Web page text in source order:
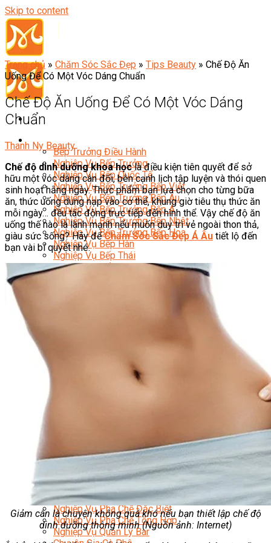
Skip to content
Đầu Bếp
Bếp Trưởng Điều Hành
Nghiệp Vụ Bếp Trưởng
Nghiệp Vụ Bếp Quốc Tế
Nghiệp Vụ Bếp Trưởng Bếp Việt
Nghiệp Vụ Bếp Trưởng Bếp Âu
Nghiệp Vụ Bếp Trưởng Bếp Á
Nghiệp Vụ Bếp Trưởng Bếp Nhật
Nghiệp Vụ Bếp Trưởng Bếp Hoa
Nghiệp Vụ Bếp Hàn
Nghiệp Vụ Bếp Thái
Nghiệp Vụ Bếp Chay
Học Nấu Ăn Mở Quán
Chuyên Đề Bếp Nóng
Pha Chế
Nghiệp Vụ Bar Trưởng
Nghiệp Vụ Bartender Chuyên Nghiệp
Nghiệp Vụ Barista Chuyên Nghiệp
Nghiệp Vụ Flair Bartending Chuyên Nghiệp
Nghiệp Vụ Pha Chế Đặc Biệt
Nghiệp Vụ Pha Chế Tổng Hợp
Nghiệp Vụ Quản Lý Bar
Trang chủ » Chăm Sóc Sắc Đẹp » Tips Beauty » Chế Độ Ăn
Uống Để Có Một Vóc Dáng Chuẩn
Chế Độ Ăn Uống Để Có Một Vóc Dáng
Chuẩn
Thanh Ny Beauty
Chế độ dinh dưỡng khoa họclà điều kiện tiên quyết để sở
hữu một vóc dáng cân đối, bên cạnh lịch tập luyện và thói quen
sinh hoạt hằng ngày. Thực phẩm bạn lựa chọn cho từng bữa
ăn, thức uống dung nạp vào cơ thể, khung giờ tiêu thụ thức ăn
mỗi ngày… đều tác động trực tiếp đến hình thể. Vậy chế độ ăn
uống thế nào là lành mạnh nếu muốn duy trì vẻ ngoài thon thả,
giàu sức sống? Hãy đểChăm Sóc Sắc Đẹp Á Âu tiết lộ đến
bạn vài bí quyết nhé.
Giảm cân là chuyện không quá khó nếu bạn thiết lập chế độ
dinh dưỡng thông minh (Nguồn ảnh: Internet)